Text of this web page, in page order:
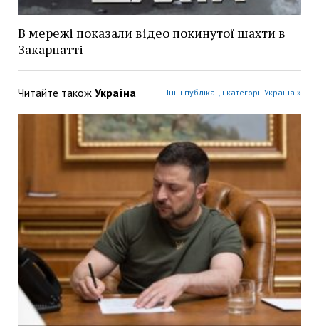
В мережі показали відео покинутої шахти в
Закарпатті
Читайте також Україна Інші публікації категорії Україна »